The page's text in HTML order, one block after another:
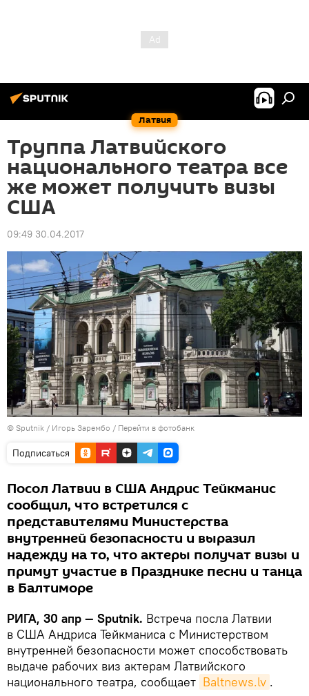
Латвия
Труппа Латвийского
национального театра все
же может получить визы
США
09:49 30.04.2017
© Sputnik / Игорь Зарембо / Перейти в фотобанк
Подписаться
Посол Латвии в США Андрис Тейкманис
сообщил, что встретился с
представителями Министерства
внутренней безопасности и выразил
надежду на то, что актеры получат визы и
примут участие в Празднике песни и танца
в Балтиморе
РИГА, 30 апр — Sputnik. Встреча посла Латвии
в США Андриса Тейкманиса с Министерством
внутренней безопасности может способствовать
выдаче рабочих виз актерам Латвийского
национального театра, сообщает Baltnews.lv .